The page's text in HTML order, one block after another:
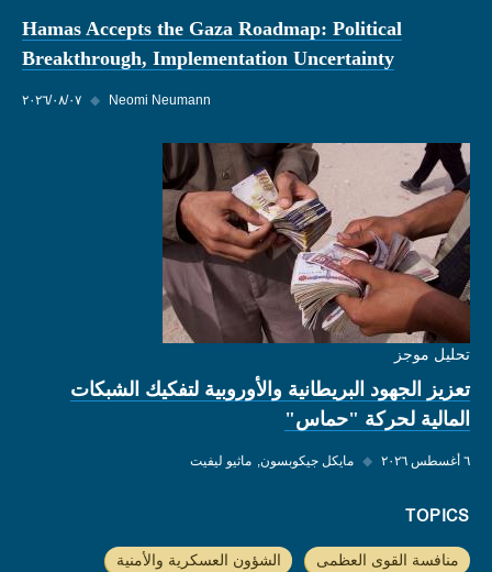
Hamas Accepts the Gaza Roadmap: Political
Breakthrough, Implementation Uncertainty
٠٧‏/٠٨‏/٢٠٢٦ ◆ Neomi Neumann
تحليل موجز
تعزيز الجهود البريطانية والأوروبية لتفكيك الشبكات
المالية لحركة "حماس"
٦ أغسطس ٢٠٢٦ ◆ مايكل جيكوبسون ماثيو ليفيت
TOPICS
منافسة القوى العظمى الشؤون العسكرية والأمنية